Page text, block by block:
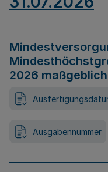
2026
Ausgabennummer